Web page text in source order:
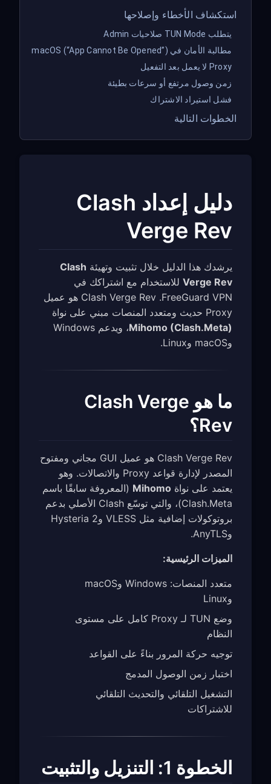
استكشاف الأخطاء وإصلاحها
يتطلب TUN Mode صلاحيات Admin
مطالبة الأمان في macOS (“App Cannot Be Opened”)
Proxy لا يعمل بعد التفعيل
زمن وصول مرتفع أو سرعات بطيئة
فشل استيراد الاشتراك
الخطوات التالية
دليل إعداد Clash
Verge Rev
يرشدك هذا الدليل خلال تثبيت وتهيئة Clash
Verge Rev للاستخدام مع اشتراكك في
FreeGuard VPN. ‏Clash Verge Rev هو عميل
Proxy حديث ومتعدد المنصات مبني على نواة
Mihomo (Clash.Meta)
، ويدعم Windows
وmacOS وLinux.
ما هو Clash Verge
Rev؟
‏Clash Verge Rev هو عميل GUI مجاني ومفتوح
المصدر لإدارة قواعد Proxy والاتصالات. وهو
يعتمد على نواة Mihomo (المعروفة سابقًا باسم
Clash.Meta)، والتي توسّع Clash الأصلي بدعم
بروتوكولات إضافية مثل VLESS وHysteria 2
وAnyTLS.
الميزات الرئيسية:
متعدد المنصات: Windows وmacOS
وLinux
وضع TUN لـ Proxy كامل على مستوى
النظام
توجيه حركة المرور بناءً على القواعد
اختبار زمن الوصول المدمج
التشغيل التلقائي والتحديث التلقائي
للاشتراكات
الخطوة 1: التنزيل والتثبيت